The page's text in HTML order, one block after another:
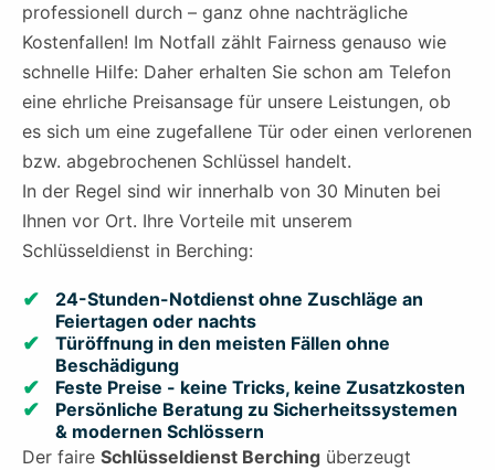
professionell durch – ganz ohne nachträgliche
Kostenfallen! Im Notfall zählt Fairness genauso wie
schnelle Hilfe: Daher erhalten Sie schon am Telefon
eine ehrliche Preisansage für unsere Leistungen, ob
es sich um eine zugefallene Tür oder einen verlorenen
bzw. abgebrochenen Schlüssel handelt.
In der Regel sind wir innerhalb von 30 Minuten bei
Ihnen vor Ort. Ihre Vorteile mit unserem
Schlüsseldienst in Berching:
24-Stunden-Notdienst ohne Zuschläge an
Feiertagen oder nachts
Türöffnung in den meisten Fällen ohne
Beschädigung
Feste Preise - keine Tricks, keine Zusatzkosten
Persönliche Beratung zu Sicherheitssystemen
& modernen Schlössern
Der faire Schlüsseldienst Berching überzeugt